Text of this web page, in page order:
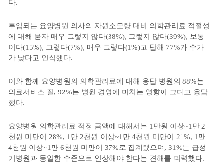
다.
투입되는 요양병원 의사의 자원소모량 대비 의학관리료 적절성
에 대해 묻자 매우 그렇지 않다(38%), 그렇지 않다(39%), 보통
이다(15%), 그렇다(7%), 매우 그렇다(1%)고 답해 77%가 수가
가 낮다고 인식했다.
이와 함께 요양병원의 의학관리료에 대해 응답 병원의 88%는
의료서비스 질, 92%는 병원 경영에 미치는 영향이 크다고 응답
했다.
요양병원 의학관리료 적정 금액에 대해서는 1만원 이상~1만 2
천원 미만이 28%, 1만 2천원 이상~1만 4천원 미만이 21%, 1만
4천원 이상~1만 6천원 미만이 37%로 집계됐으며, 31%는 급성
기병원과 동일한 수준으로 인상해야 한다는 견해를 피력했다.